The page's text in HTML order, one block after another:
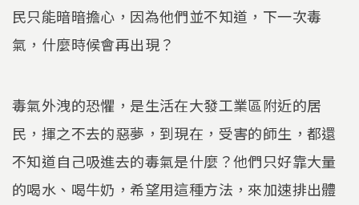
民只能暗暗擔心，因為他們並不知道，下一次毒
氣，什麼時候會再出現？
毒氣外洩的恐懼，是生活在大發工業區附近的居
民，揮之不去的惡夢，到現在，受害的師生，都還
不知道自己吸進去的毒氣是什麼？他們只好靠大量
的喝水、喝牛奶，希望用這種方法，來加速排出體